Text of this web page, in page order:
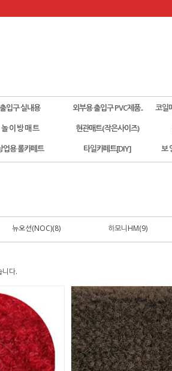
출입구 실내용 외부용 출입구 PVC제품.. 코일
놀 이 방 매 트
현관매트(작은사이즈)
업용 롤카페트
타일카페트[DIY] 보
뉴오션(NOC)(8) 하모니HM(9)
니다.